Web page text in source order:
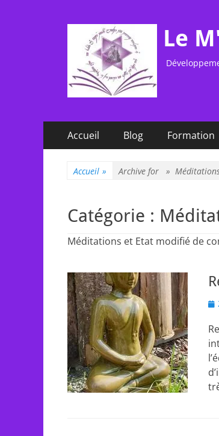
Le
Menu
principal
Accueil Blog Formation
Accueil » Archive for »
Catégorie :
Méditations et Etat modifié de